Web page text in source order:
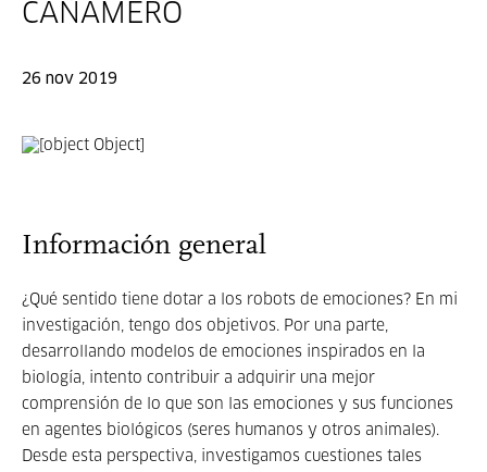
CAÑAMERO
26 nov 2019
Información general
¿Qué sentido tiene dotar a los robots de emociones? En mi
investigación, tengo dos objetivos. Por una parte,
desarrollando modelos de emociones inspirados en la
biología, intento contribuir a adquirir una mejor
comprensión de lo que son las emociones y sus funciones
en agentes biológicos (seres humanos y otros animales).
Desde esta perspectiva, investigamos cuestiones tales